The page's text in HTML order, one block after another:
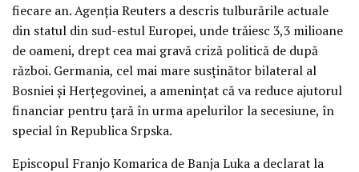
fiecare an. Agenția Reuters a descris tulburările actuale
din statul din sud-estul Europei, unde trăiesc 3,3 milioane
de oameni, drept cea mai gravă criză politică de după
război. Germania, cel mai mare susținător bilateral al
Bosniei și Herțegovinei, a amenințat că va reduce ajutorul
financiar pentru țară în urma apelurilor la secesiune, în
special în Republica Srpska.
Episcopul Franjo Komarica de Banja Luka a declarat la